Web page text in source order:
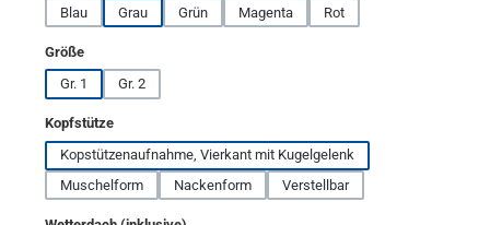
Blau
Grau Grün Magenta Rot
Größeauswählen
Gr. 1
Gr. 2
Kopfstützeauswählen
Kopstützenaufnahme, Vierkant mit Kugelgelenk
Muschelform
Nackenform Verstellbar